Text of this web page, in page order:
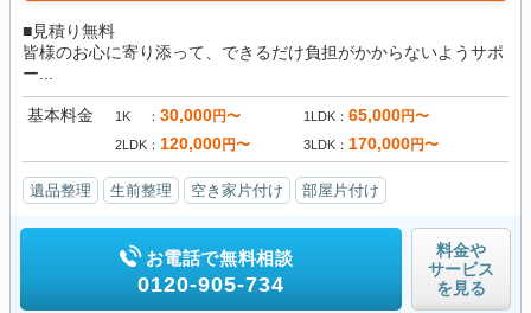
■見積り無料
皆様のお心に寄り添って、できるだけ負担がかからないようサポ
ー...
基本料金 1K 30,000円〜 1LDK 65,000円〜
2LDK 120,000円〜 3LDK 170,000円〜
遺品整理 生前整理 空き家片付け 部屋片付け
お電話で無料相談
0120-905-734
料金や
サービス
を見る